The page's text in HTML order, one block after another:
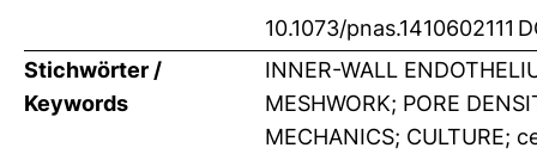
10.1073/pnas.1410602111
Stichwörter /
Keywords
INNER-WALL
MESHWORK; PORE
MECHANICS; CULTURE;